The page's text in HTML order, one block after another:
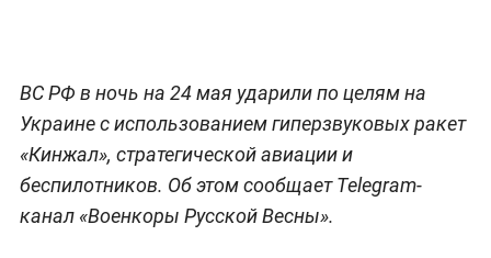
ВС РФ в ночь на 24 мая ударили по целям на
Украине с использованием гиперзвуковых ракет
«Кинжал», стратегической авиации и
беспилотников. Об этом сообщает Telegram-
канал «Военкоры Русской Весны».